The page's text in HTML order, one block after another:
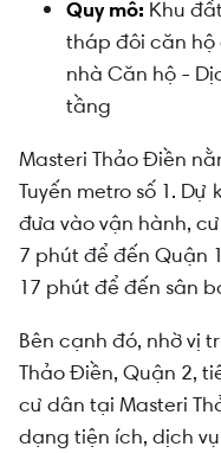
Quy mô: Khu
tháp đôi căn hộ
nhà Căn hộ -
tầng
Masteri Thảo Điền
Tuyến metro số 1.
đưa vào vận hành,
7 phút để đến Quận
17 phút để đến sân
Bên cạnh đó, nhờ vị
Thảo Điền, Quận 2,
cư dân tại Masteri
dạng tiện ích, dịch